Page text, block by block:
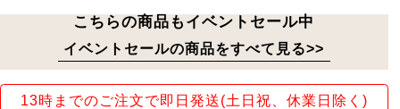
こちらの商品もイベントセール中
イベントセールの商品をすべて見る>>
13時までのご注文で即日発送(土日祝、休業日除く)